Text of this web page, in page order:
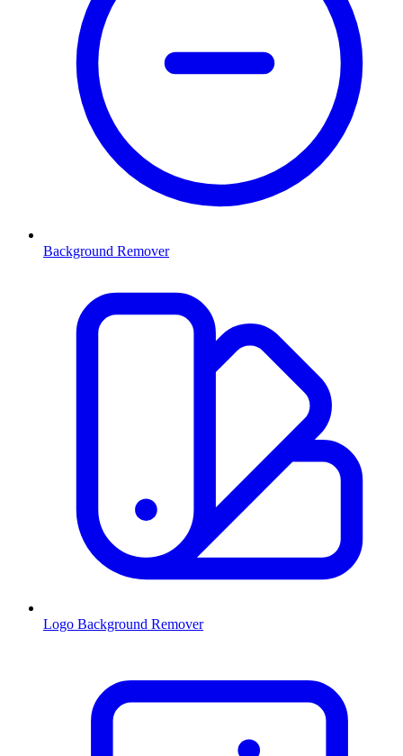
Background Remover
Logo Background Remover